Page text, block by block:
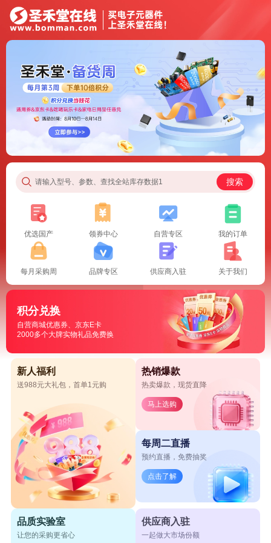
请输入型号、参数、查找全站库存数据1 搜索
优选国产 领券中心 自营专区 我的订单
每月采购周 品牌专区 供应商入驻 关于我们
积分兑换
自营商城优惠券、京东E卡
2000多个大牌实物礼品免费换
新人福利
送988元大礼包，首单1元购
热销爆款
热卖爆款，现货直降
马上选购
每周二直播
预约直播，免费抽奖
点击了解
品质实验室
让您的采购更省心
供应商入驻
一起做大市场份额